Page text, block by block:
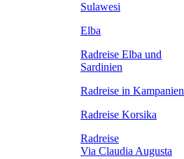
Sulawesi
Elba
Radreise Elba und
Sardinien
Radreise in Kampanien
Radreise Korsika
Radreise
Via Claudia Augusta